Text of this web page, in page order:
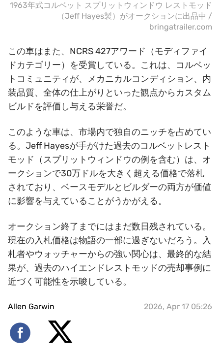
1963年式コルベット スプリットウィンドウ レストモッド
（Jeff Hayes製）がオークションに出品中 /
bringatrailer.com
この車はまた、NCRS 427アワード（モディファイ
ドカテゴリー）を受賞している。これは、コルベッ
トコミュニティが、メカニカルコンディション、内
装品質、全体の仕上がりといった観点からカスタム
ビルドを評価し与える栄誉だ。
このような車は、市場内で独自のニッチを占めてい
る。Jeff Hayesが手がけた過去のコルベットレスト
モッド（スプリットウィンドウの例を含む）は、オ
ークションで30万ドルを大きく超える価格で落札
されており、ベースモデルとビルダーの両方が価値
に影響を与えていることがうかがえる。
オークション終了までにはまだ数日残されている。
現在の入札価格は物語の一部に過ぎないだろう。入
札者やウォッチャーからの強い関心は、最終的な結
果が、過去のハイエンドレストモッドの売却事例に
近づく可能性を示唆している。
Allen Garwin 2026, Apr 17 05:26